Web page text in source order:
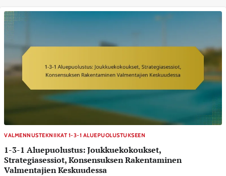
VALMENNUSTEKNIIKAT 1-3-1 ALUEPUOLUSTUKSEEN
1-3-1 Aluepuolustus: Joukkuekokoukset,
Strategiasessiot, Konsensuksen Rakentaminen
Valmentajien Keskuudessa